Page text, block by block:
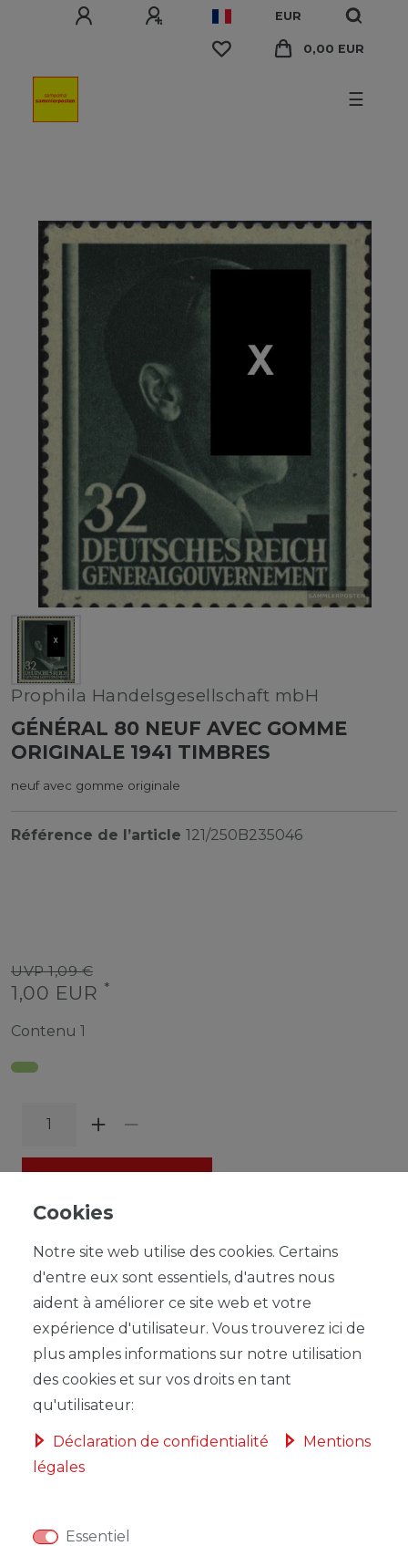
EUR
0,00 EUR
☰
Prophila Handelsgesellschaft mbH
GÉNÉRAL 80 NEUF AVEC GOMME
ORIGINALE 1941 TIMBRES
neuf avec gomme originale
Référence de l’article 121/250B235046
UVP 1,09 €
1,00 EUR *
Contenu 1
LISTE DE SOUHAITS
* avec TVA horsFrais de livraison
DESCRIPTION
Cookies
Notre site web utilise des cookies. Certains
d'entre eux sont essentiels, d'autres nous
aident à améliorer ce site web et votre
expérience d'utilisateur. Vous trouverez ici de
plus amples informations sur notre utilisation
des cookies et sur vos droits en tant
qu'utilisateur:
Déclaration de confidentialité
Mentions
légales
Essentiel